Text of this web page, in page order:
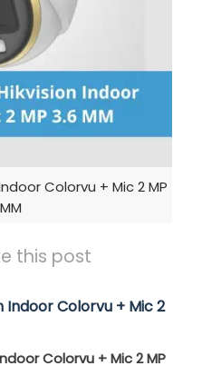
Colorvu + Mic 2 MP
this post
Indoor Colorvu + Mic 2
Colorvu + Mic 2 MP